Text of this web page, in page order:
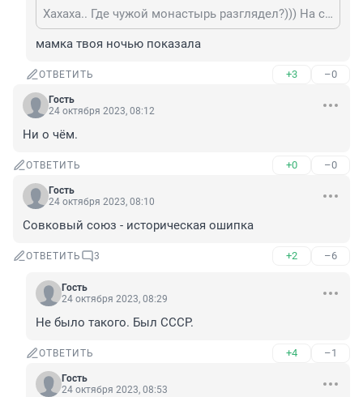
Хахаха.. Где чужой монастырь разглядел?))) На соседнем хуторе?))
мамка твоя ночью показала
ОТВЕТИТЬ +3 –0
Гость
24 октября 2023, 08:12
Ни о чём.
ОТВЕТИТЬ +0 –0
Гость
24 октября 2023, 08:10
Совковый союз - историческая ошипка
ОТВЕТИТЬ 3 +2 –6
Гость
24 октября 2023, 08:29
Не было такого. Был СССР.
ОТВЕТИТЬ +4 –1
Гость
24 октября 2023, 08:53